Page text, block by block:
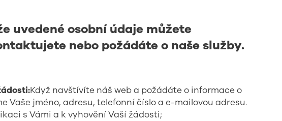
uvedené osobní údaje můžete
nebo požádáte o naše služby.
Když navštívíte náš web a požádáte o informace o
Vaše jméno, adresu, telefonní číslo a e-mailovou adresu.
s Vámi a k vyhovění Vaší žádosti;